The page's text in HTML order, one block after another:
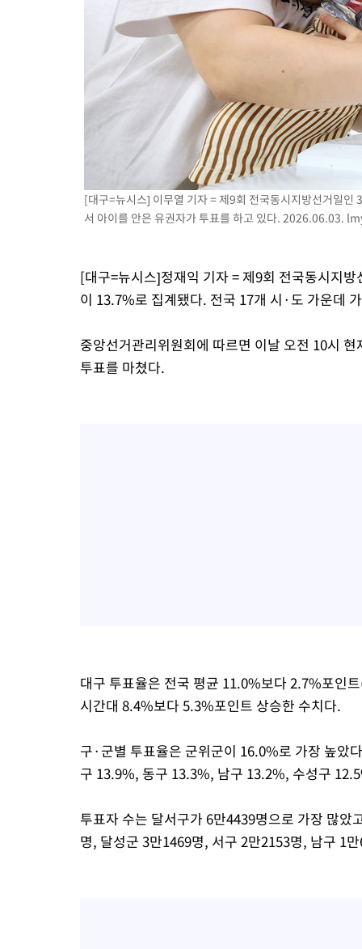
[속보]'압수수색·성접대 논란' 축구협회 "실망과 걱정 안겨드려
'최고 37도' 폭염 지속…강원동해안 최대 150㎜ 비
[속보]뉴욕증시 상승 마감…S&P 0.6% 나스닥 1.3%↑
[대구=뉴시스] 이무열 기자 = 제9회 전국동시지방선거일
서 아이를 안은 유권자가 투표를 하고 있다. 2026.06.03.
[대구=뉴시스]정재익 기자 = 제9회 전국동시지
이 13.7%로 집계됐다. 전국 17개 시·도 가운데
중앙선거관리위원회에 따르면 이날 오전 10시
투표를 마쳤다.
대구 투표율은 전국 평균 11.0%보다 2.7%포인
시간대 8.4%보다 5.3%포인트 상승한 수치다.
구·군별 투표율은 군위군이 16.0%로 가장 높
구 13.9%, 동구 13.3%, 남구 13.2%, 수성구
투표자 수는 달서구가 6만4439명으로 가장 많
명, 달성군 3만1469명, 서구 2만2153명, 남구 1